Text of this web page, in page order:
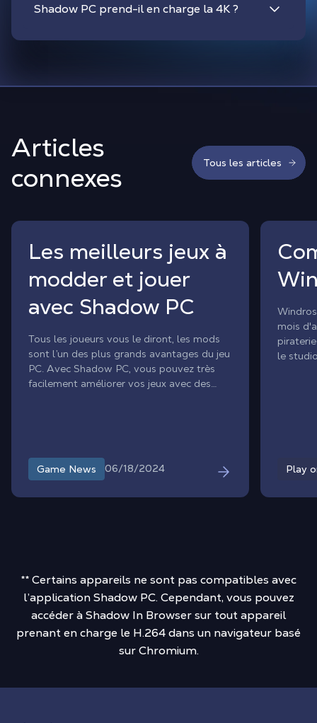
Shadow PC prend-il en charge la 4K ?
Articles
connexes
Tous les articles
Les meilleurs jeux à
modder et jouer
avec Shadow PC
Tous les joueurs vous le diront, les mods
sont l’un des plus grands avantages du jeu
PC. Avec Shadow PC, vous pouvez très
facilement améliorer vos jeux avec des
Game News 06/18/2024
mois
le
Play
** Certains appareils ne sont pas compatibles avec
l’application Shadow PC. Cependant, vous pouvez
accéder à Shadow In Browser sur tout appareil
prenant en charge le H.264 dans un navigateur basé
sur Chromium.